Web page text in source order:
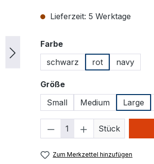
Lieferzeit: 5 Werktage
Farbeauswählen
schwarz
rot navy
Größeauswählen
Small
Medium Large
Produkt Anzahl:
Stück
Zum Merkzettel hinzufügen